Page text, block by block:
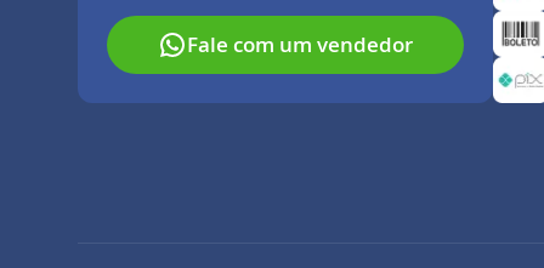
Fale com um vendedor